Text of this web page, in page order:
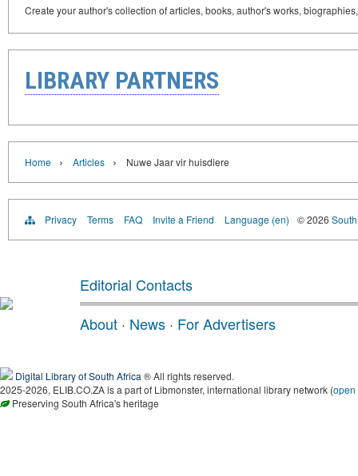
Create your author's collection of articles, books, author's works,
LIBRARY PARTNERS
Home › Articles › Nuwe Jaar vir huisdiere
Privacy Terms FAQ Invite a Friend Language (en) © 2026
Editorial Contacts
About · News · For Advertisers
Digital Library of South Africa ® All rights reserved.
2025-2026, ELIB.CO.ZA is a part of Libmonster, international library network (open
Preserving South Africa's heritage